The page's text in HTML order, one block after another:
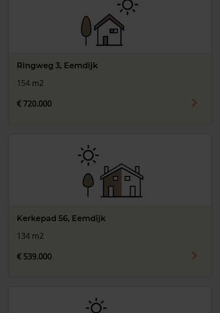
Ringweg 3, Eemdijk
154 m2
€ 720.000
Kerkepad 56, Eemdijk
134 m2
€ 539.000